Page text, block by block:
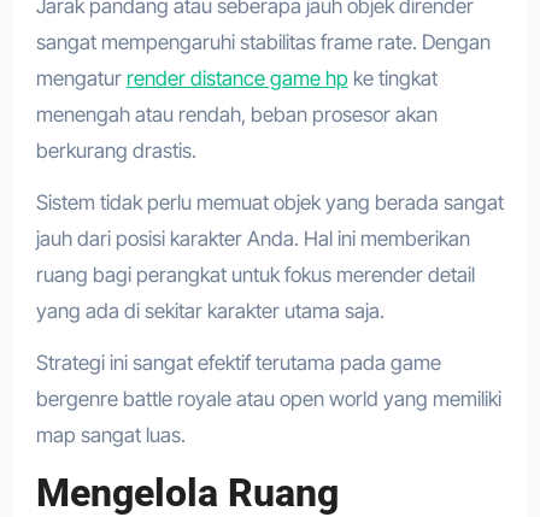
Jarak pandang atau seberapa jauh objek dirender
sangat mempengaruhi stabilitas frame rate. Dengan
mengatur render distance game hp ke tingkat
menengah atau rendah, beban prosesor akan
berkurang drastis.
Sistem tidak perlu memuat objek yang berada sangat
jauh dari posisi karakter Anda. Hal ini memberikan
ruang bagi perangkat untuk fokus merender detail
yang ada di sekitar karakter utama saja.
Strategi ini sangat efektif terutama pada game
bergenre battle royale atau open world yang memiliki
map sangat luas.
Mengelola Ruang